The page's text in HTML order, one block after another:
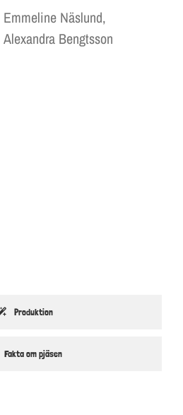
Emmeline Näslund,
Alexandra Bengtsson
Produktion
Fakta om pjäsen